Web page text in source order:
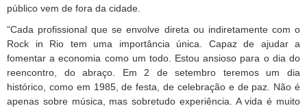
público vem de fora da cidade.
“Cada profissional que se envolve direta ou indiretamente com o
Rock in Rio tem uma importância única. Capaz de ajudar a
fomentar a economia como um todo. Estou ansioso para o dia do
reencontro, do abraço. Em 2 de setembro teremos um dia
histórico, como em 1985, de festa, de celebração e de paz. Não é
apenas sobre música, mas sobretudo experiência. A vida é muito